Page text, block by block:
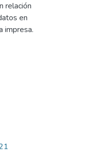
relación
en
impresa.